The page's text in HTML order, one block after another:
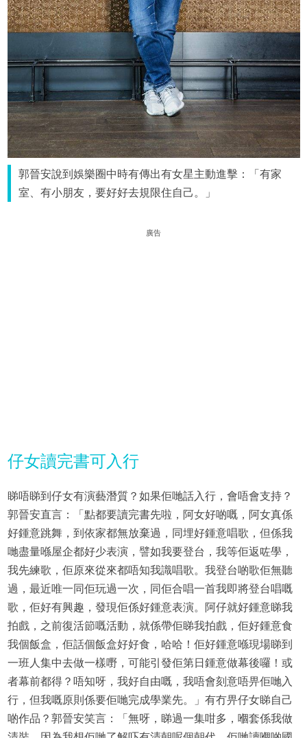
郭晉安說到娛樂圈中時有傳出有女星主動進擊：「有家
室、有小朋友，要好好去規限住自己。」
廣告
仔女讀完書可入行
睇唔睇到仔女有演藝潛質？如果佢哋話入行，會唔會支持？
郭晉安直言：「點都要讀完書先啦，阿女好啲嘅，阿女真係
好鍾意跳舞，到依家都無放棄過，同埋好鍾意唱歌，但係我
哋盡量喺屋企都好少表演，譬如我要登台，我等佢返咗學，
我先練歌，佢原來從來都唔知我識唱歌。我登台啲歌佢無聽
過，最近唯一同佢玩過一次，同佢合唱一首我即將登台唱嘅
歌，佢好有興趣，發現佢係好鍾意表演。阿仔就好鍾意睇我
拍戲，之前復活節嘅活動，就係帶佢睇我拍戲，佢好鍾意食
我個飯盒，佢話個飯盒好好食，哈哈！佢好鍾意喺現場睇到
一班人集中去做一樣嘢，可能引發佢第日鍾意做幕後囉！或
者幕前都得？唔知呀，我好自由嘅，我唔會刻意唔畀佢哋入
行，但我嘅原則係要佢哋完成學業先。」有冇畀仔女睇自己
啲作品？郭晉安笑言：「無呀，睇過一集咁多，嗰套係我做